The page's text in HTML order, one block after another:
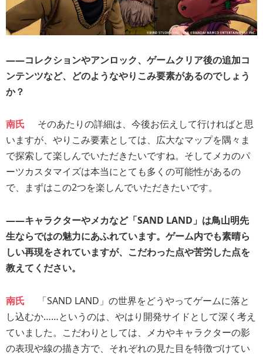
――コレクションやアンロック、ゲームクリア後の追加コ
ンテンツなど、どのようなやりこみ要素があるのでしょう
か？
南氏
そのあたりの詳細は、今後お伝えして行ければと思
いますが、やりこみ要素としては、広大なマップを隅々ま
で探索して楽しんでいただきたいですね。そしてメカのパ
ーツカスタマイズは本当にとても多くの可能性があるの
で、まずはこの2つを楽しんでいただきたいです。
――キャラクターやメカなど「SAND LAND」は鳥山明先
生ならではの魅力にあふれています。ゲーム内でも素晴ら
しい再現をされていますが、こだわった点や苦労した点を
教えてください。
南氏
「SAND LAND」の世界をどうやってゲームに落と
し込むか……というのは、やはり開発サイドとして深く考え
ていました。こだわりとしては、メカやキャラクターの影
の表現や線の描き方で、それぞれの見た目を特徴づけてい